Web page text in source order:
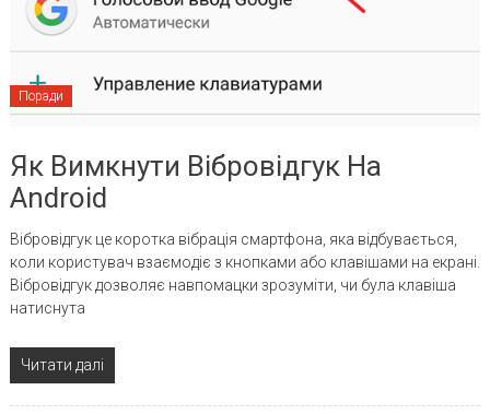
Поради
Як Вимкнути Вібровідгук На
Android
Вібровідгук це коротка вібрація смартфона, яка відбувається,
коли користувач взаємодіє з кнопками або клавішами на екрані.
Вібровідгук дозволяє навпомацки зрозуміти, чи була клавіша
натиснута
Читати далі